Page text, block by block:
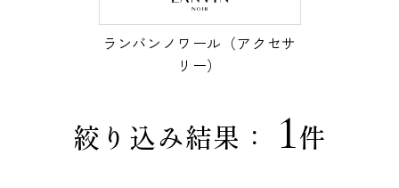
ランバンノワール（アクセサ
リー）
絞り込み結果： 1件